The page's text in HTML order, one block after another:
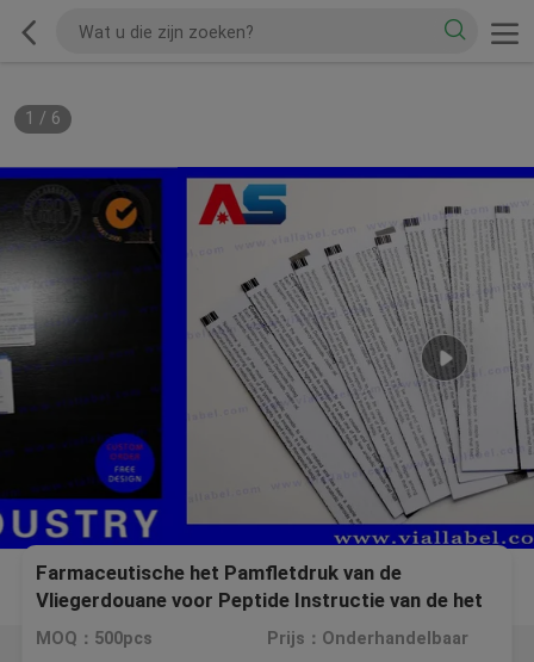
1 / 6
Farmaceutische het Pamfletdruk van de
Vliegerdouane voor Peptide Instructie van de het
Propionaatolie van Bodybuilding Drostanolone
MOQ：500pcs Prijs：Onderhandelbaar